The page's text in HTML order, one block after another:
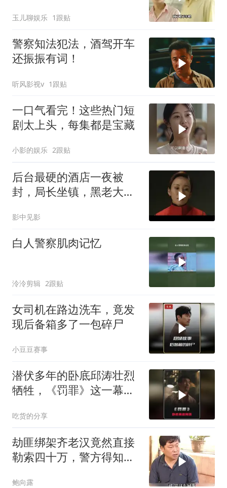
玉儿聊娱乐 1跟贴
警察知法犯法，酒驾开车
还振振有词！
听风影视v 1跟贴
一口气看完！这些热门短
剧太上头，每集都是宝藏
小影的娱乐 2跟贴
后台最硬的酒店一夜被
封，局长坐镇，黑老大再
影中见影
白人警察肌肉记忆
泠泠剪辑 2跟贴
女司机在路边洗车，竟发
现后备箱多了一包碎尸
小豆豆赛事
潜伏多年的卧底邱涛壮烈
牺牲，《罚罪》这一幕看
吃货的分享
劫匪绑架齐老汉竟然直接
勒索四十万，警方得知后
鲍向露